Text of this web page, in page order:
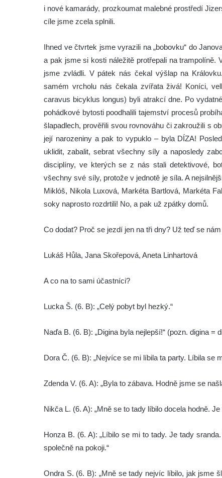
i nové kamarády, prozkoumat malebné prostředí
cíle jsme zcela splnili.
Ihned ve čtvrtek jsme vyrazili na „bobovku“ do
a pak jsme si kosti náležitě protřepali na
jsme zvládli. V pátek nás čekal výšlap na
samém vrcholu nás čekala zvířata živá! Koníci,
caravus bicyklus longus) byli atrakcí dne. Po
pohádkové bytosti poodhalili tajemství procesů
šlapadlech, prověřili svou rovnováhu či zakroužili s
její narozeniny a pak to vypuklo – byla DÍZA!
uklidit, zabalit, sebrat všechny síly a naposledy
disciplíny, ve kterých se z nás stali detektivové,
všechny své síly, protože v jednotě je síla. A
Miklóš, Nikola Luxová, Markéta Bartlová, Markéta
soky naprosto rozdrtili! No, a pak už zpátky domů.
Co dodat? Proč se jezdí jen na tři dny? Už teď se
Lukáš Hůla, Jana Skořepová, Aneta Linhartová
A co na to sami účastníci?
Lucka Š. (6. B): „Celý pobyt byl hezký.“
Naďa B. (6. B): „Digina byla nejlepší!“ (pozn. digina =
Dora Č. (6. B): „Nejvíce se mi líbila ta party. Líbila se
Zdenda V. (6. A): „Byla to zábava. Hodně jsme se
Nikča L. (6. A): „Mně se to tady líbilo docela hodně. Je
Honza B. (6. A): „Líbilo se mi to tady. Je tady
společně na pokoji.“
Ondra S. (6. B): „Mně se tady nejvíc líbilo, jak jsme